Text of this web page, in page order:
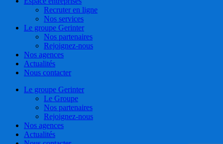
Recruter en ligne
Nos services
Le groupe Gerinter
Nos partenaires
Rejoignez-nous
Nos agences
Actualités
Nous contacter
Le groupe Gerinter
Le Groupe
Nos partenaires
Rejoignez-nous
Nos agences
Actualités